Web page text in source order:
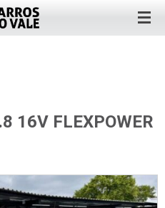
16V FLEXPOWER